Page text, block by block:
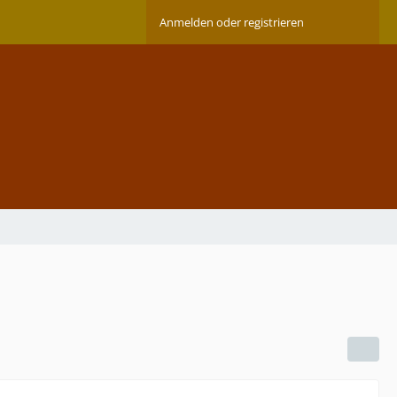
Anmelden oder registrieren